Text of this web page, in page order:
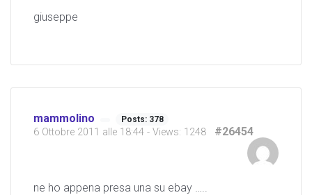
giuseppe
mammolino Posts: 378
6 Ottobre 2011 alle 18:44 - Views: 1248 #26454
ne ho appena presa una su ebay …..